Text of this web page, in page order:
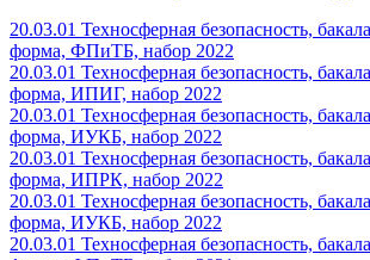
20.03.01 Техносферная безопасность,
форма, ФПиТБ, набор 2022
20.03.01 Техносферная безопасность,
форма, ИПИГ, набор 2022
20.03.01 Техносферная безопасность,
форма, ИУКБ, набор 2022
20.03.01 Техносферная безопасность,
форма, ИПРК, набор 2022
20.03.01 Техносферная безопасность,
форма, ИУКБ, набор 2022
20.03.01 Техносферная безопасность,